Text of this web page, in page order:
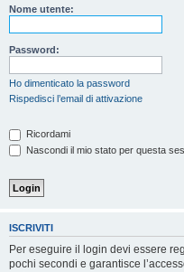
Nome utente:
Password:
Ho dimenticato la password
Rispedisci l’email di attivazione
Ricordami
Nascondi il mio stato per questa
ISCRIVITI
Per eseguire il login devi essere
pochi secondi e garantisce